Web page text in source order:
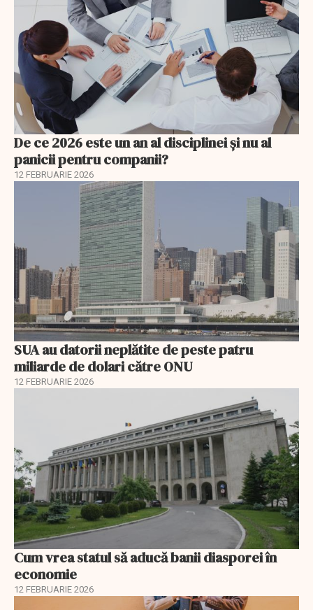
De ce 2026 este un an al disciplinei și nu al
panicii pentru companii?
12 FEBRUARIE 2026
SUA au datorii neplătite de peste patru
miliarde de dolari către ONU
12 FEBRUARIE 2026
Cum vrea statul să aducă banii diasporei în
economie
12 FEBRUARIE 2026